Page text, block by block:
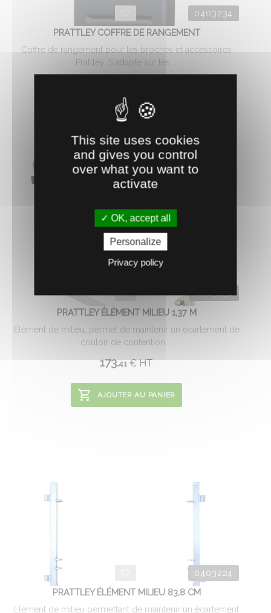
0403234
PRATTLEY COFFRE DE RANGEMENT
Coffre de rangement pour les broches et accessoires
Prattley. S'adapte sur les ...
AJOUTER AU PANIER
0403452
PRATTLEY ÉLÉMENT MILIEU 1,37 M
Élément de milieu, permet de maintenir un écartement de
couloir de contention ...
173.41 €HT
AJOUTER AU PANIER
0403224
PRATTLEY ÉLÉMENT MILIEU 83,8 CM
Elément de milieu permettant de maintenir un écartement
This site uses cookies
and gives you control
over what you want to
activate
OK, accept all
Personalize
Privacy policy